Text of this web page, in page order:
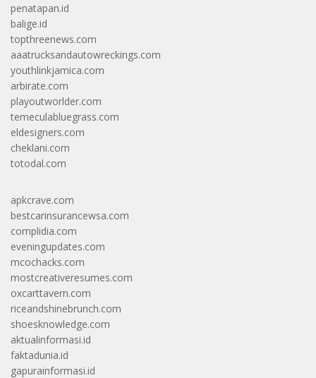
penatapan.id
balige.id
topthreenews.com
aaatrucksandautowreckings.com
youthlinkjamica.com
arbirate.com
playoutworlder.com
temeculabluegrass.com
eldesigners.com
cheklani.com
totodal.com
apkcrave.com
bestcarinsurancewsa.com
complidia.com
eveningupdates.com
mcochacks.com
mostcreativeresumes.com
oxcarttavern.com
riceandshinebrunch.com
shoesknowledge.com
aktualinformasi.id
faktadunia.id
gapurainformasi.id